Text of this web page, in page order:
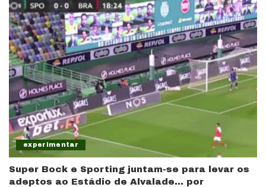
experimentar
Super Bock e Sporting juntam-se para levar os
adeptos ao Estádio de Alvalade… por